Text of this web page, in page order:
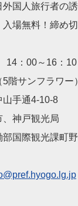
国人旅行者の
場無料！締め
14：00～16：10
階サンフラワー）
山手通4-10-8
神戸観光局
国際観光課町